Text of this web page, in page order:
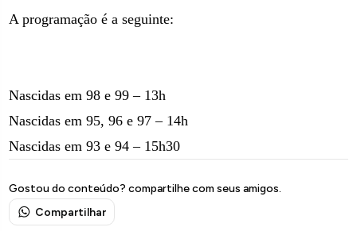
A programação é a seguinte:
Nascidas em 98 e 99 – 13h
Nascidas em 95, 96 e 97 – 14h
Nascidas em 93 e 94 – 15h30
Gostou do conteúdo? compartilhe com seus amigos.
Compartilhar